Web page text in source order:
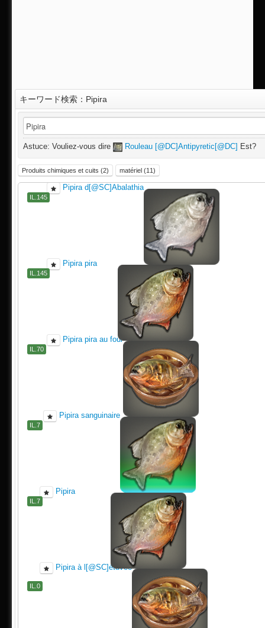
キーワード検索：Pipira
Astuce: Vouliez-vous dire Rouleau [@DC]Antipyretic[@DC] Est?
Produits chimiques et cuits (2) matériel (11)
Pipira d[@SC]Abalathia
IL.145
Pipira pira
IL.145
Pipira pira au four
IL.70
Pipira sanguinaire
IL.7
Pipira
IL.7
Pipira à l[@SC]étuvée
IL.0